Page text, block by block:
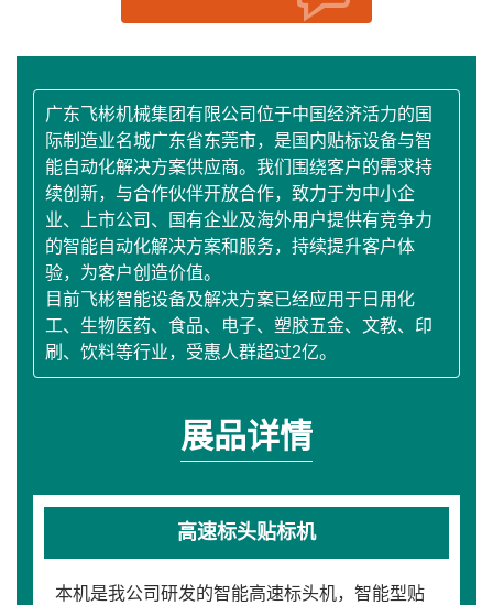
广东飞彬机械集团有限公司位于中国经济活力的国
际制造业名城广东省东莞市，是国内贴标设备与智
能自动化解决方案供应商。我们围绕客户的需求持
续创新，与合作伙伴开放合作，致力于为中小企
业、上市公司、国有企业及海外用户提供有竞争力
的智能自动化解决方案和服务，持续提升客户体
验，为客户创造价值。
目前飞彬智能设备及解决方案已经应用于日用化
工、生物医药、食品、电子、塑胶五金、文教、印
刷、饮料等行业，受惠人群超过2亿。
展品详情
高速标头贴标机
本机是我公司研发的智能高速标头机，智能型贴